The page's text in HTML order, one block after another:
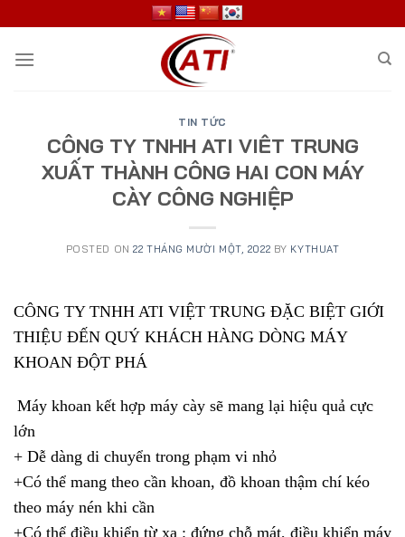
to
content
TIN TỨC
CÔNG TY TNHH ATI VIÊT TRUNG
XUẤT THÀNH CÔNG HAI CON MÁY
CÀY CÔNG NGHIỆP
POSTED ON22 THÁNG MƯỜI MỘT, 2022 BY KYTHUAT
CÔNG TY TNHH ATI VIỆT TRUNG ĐẶC BIỆT GIỚI
THIỆU ĐẾN QUÝ KHÁCH HÀNG DÒNG MÁY
KHOAN ĐỘT PHÁ
Máy khoan kết hợp máy cày sẽ mang lại hiệu quả cực
lớn
+ Dễ dàng di chuyển trong phạm vi nhỏ
+Có thể mang theo cần khoan, đồ khoan thậm chí kéo
theo máy nén khi cần
+Có thể điều khiển từ xa : đứng chỗ mát, điều khiển máy